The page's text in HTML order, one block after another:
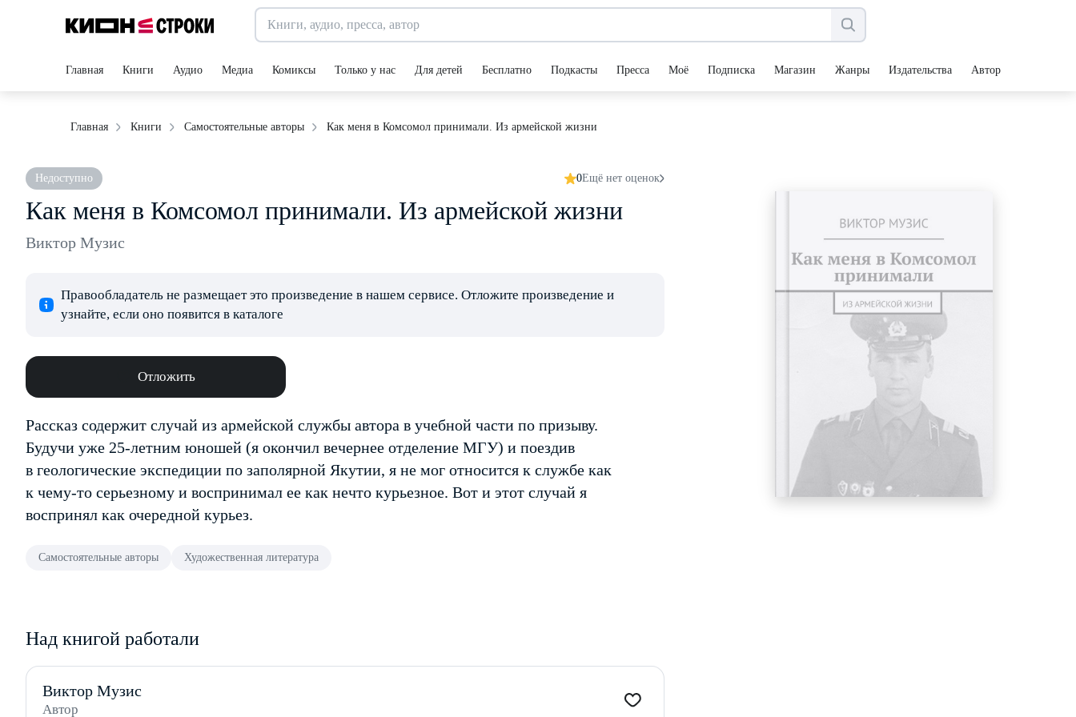
Главная Книги Аудио Медиа Комиксы Только у нас Для детей Бесплатно Подкасты Пресса Моё Подписка Магазин Жанры Издательства Авторы
Главная Книги Самостоятельные авторы Как меня в Комсомол принимали. Из армейской жизни
Недоступно 0Ещё нет оценок
Как меня в Комсомол принимали. Из армейской жизни
Виктор Музис
Правообладатель не размещает это произведение в нашем сервисе. Отложите произведение и
узнайте, если оно появится в каталоге
Отложить
Рассказ содержит случай из армейской службы автора в учебной части по призыву.
Будучи уже 25-летним юношей (я окончил вечернее отделение МГУ) и поездив
в геологические экспедиции по заполярной Якутии, я не мог относится к службе как
к чему-то серьезному и воспринимал ее как нечто курьезное. Вот и этот случай я
воспринял как очередной курьез.
Самостоятельные авторы Художественная литература
Над книгой работали
Виктор Музис
Автор